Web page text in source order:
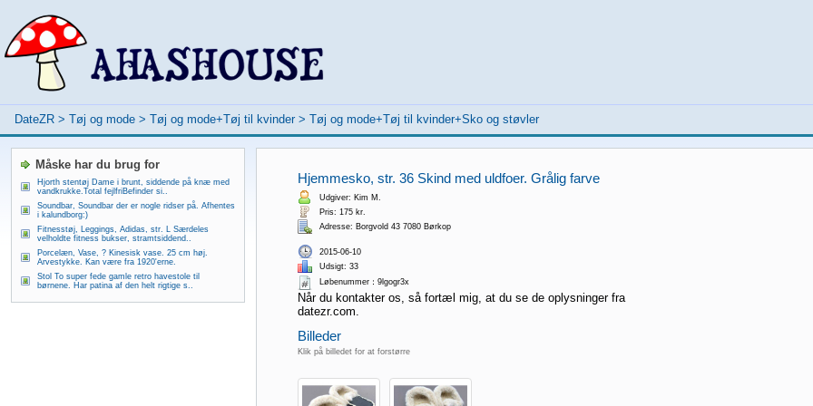
DateZR > Tøj og mode > Tøj og mode+Tøj til kvinder > Tøj og mode+Tøj til kvinder+Sko og støvler
Hjemmesko, str. 36 Skind med uldfoer. Grålig farve
Udgiver: Kim M.
Pris: 175 kr.
Adresse: Borgvold 43 7080 Børkop
2015-06-10
Udsigt: 33
Løbenummer：9lgogr3x
Når du kontakter os, så fortæl mig, at du se de oplysninger fra
datezr.com.
Billeder
Klik på billedet for at forstørre
Måske har du brug for
Hjorth stentøj Dame i brunt, siddende på knæ med
vandkrukke.Total fejlfriBefinder si..
Soundbar, Soundbar der er nogle ridser på. Afhentes
i kalundborg:)
Fitnesstøj, Leggings, Adidas, str. L Særdeles
velholdte fitness bukser, stramtsiddend..
Porcelæn, Vase, ? Kinesisk vase. 25 cm høj.
Arvestykke. Kan være fra 1920'erne.
Stol To super fede gamle retro havestole til
børnene. Har patina af den helt rigtige s..